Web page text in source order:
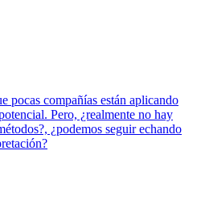
pocas compañías están aplicando
Pero, ¿realmente no hay
¿podemos seguir echando